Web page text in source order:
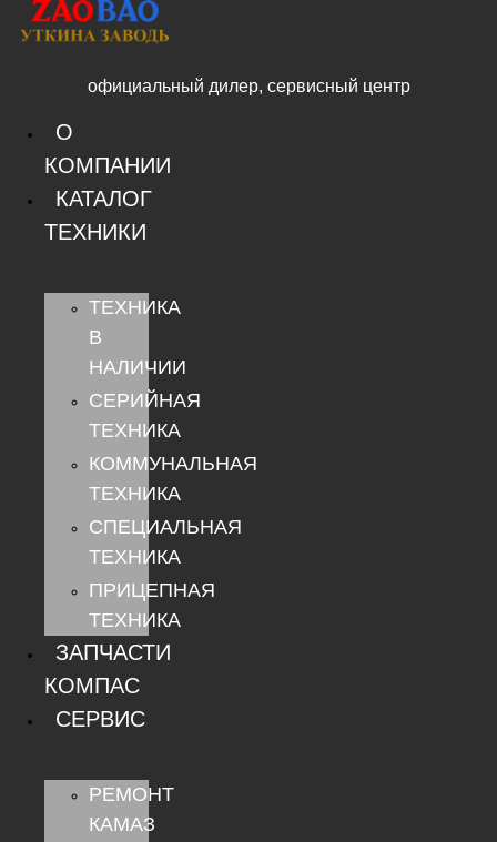
Перейти
официальный дилер, сервисный центр
О
КОМПАНИИ
КАТАЛОГ
ТЕХНИКИ
ТЕХНИКА
В
НАЛИЧИИ
СЕРИЙНАЯ
ТЕХНИКА
КОММУНАЛЬНАЯ
ТЕХНИКА
СПЕЦИАЛЬНАЯ
ТЕХНИКА
ПРИЦЕПНАЯ
ТЕХНИКА
ЗАПЧАСТИ
КОМПАС
СЕРВИС
РЕМОНТ
КАМАЗ